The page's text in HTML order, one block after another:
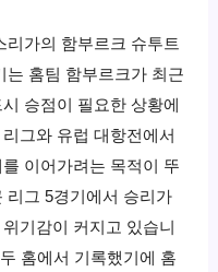
리가의 함부르크 슈투트
는 홈팀 함부르크가 최근
승점이 필요한 상황에
그와 유럽 대항전에서
이어가려는 목적이 뚜
리그 5경기에서 승리가
기감이 커지고 있습니
홈에서 기록했기에 홈